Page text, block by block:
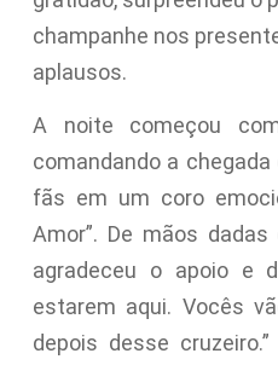
champanhe nos
aplausos.
A noite começou
comandando a
fãs em um coro
Amor”. De mãos
agradeceu o apoio e
estarem aqui. Vocês
depois desse